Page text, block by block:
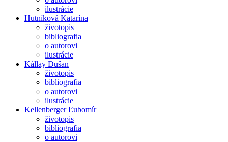
ilustrácie
Hutníková Katarína
životopis
bibliografia
o autorovi
ilustrácie
Kállay Dušan
životopis
bibliografia
o autorovi
ilustrácie
Kellenberger Ľubomír
životopis
bibliografia
o autorovi